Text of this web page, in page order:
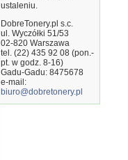
ustaleniu.
DobreTonery.pl s.c.
ul. Wyczółki 51/53
02-820 Warszawa
tel. (22) 435 92 08 (pon.-
pt. w godz. 8-16)
Gadu-Gadu: 8475678
e-mail:
biuro@dobretonery.pl